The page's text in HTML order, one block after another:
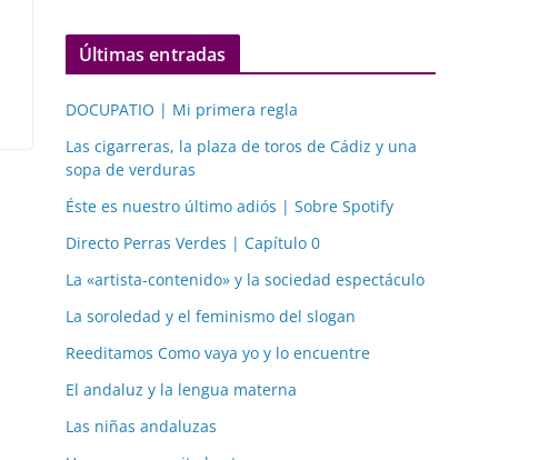
Últimas entradas
DOCUPATIO | Mi primera regla
Las cigarreras, la plaza de toros de Cádiz y una
sopa de verduras
Éste es nuestro último adiós | Sobre Spotify
Directo Perras Verdes | Capítulo 0
La «artista-contenido» y la sociedad espectáculo
La soroledad y el feminismo del slogan
Reeditamos Como vaya yo y lo encuentre
El andaluz y la lengua materna
Las niñas andaluzas